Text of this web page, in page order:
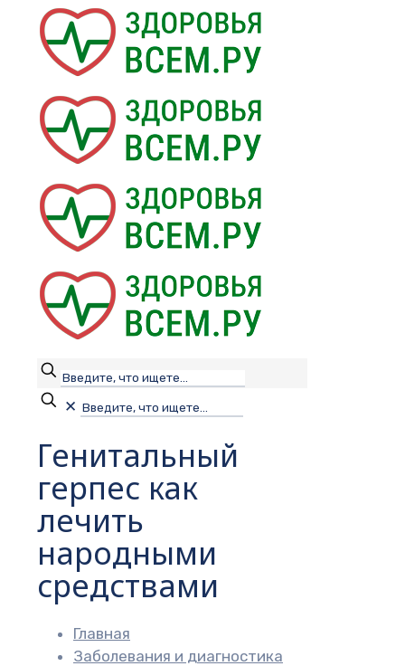
✕
Генитальный
герпес как
лечить
народными
средствами
Главная
Заболевания и диагностика